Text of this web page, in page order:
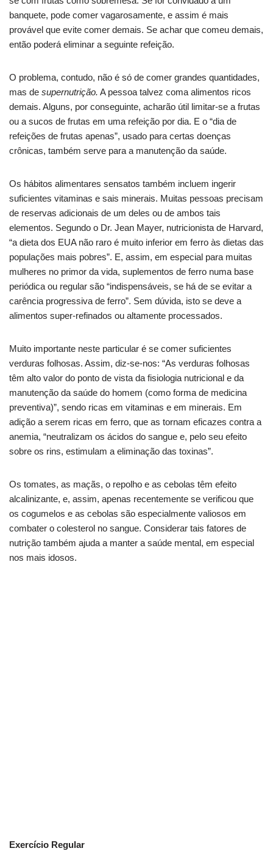
banquete, pode comer vagarosamente, e assim é mais
provável que evite comer demais. Se achar que comeu demais,
então poderá eliminar a seguinte refeição.
O problema, contudo, não é só de comer grandes quantidades,
mas de supernutrição. A pessoa talvez coma alimentos ricos
demais. Alguns, por conseguinte, acharão útil limitar-se a frutas
ou a sucos de frutas em uma refeição por dia. E o “dia de
refeições de frutas apenas”, usado para certas doenças
crônicas, também serve para a manutenção da saúde.
Os hábitos alimentares sensatos também incluem ingerir
suficientes vitaminas e sais minerais. Muitas pessoas precisam
de reservas adicionais de um deles ou de ambos tais
elementos. Segundo o Dr. Jean Mayer, nutricionista de Harvard,
“a dieta dos EUA não raro é muito inferior em ferro às dietas das
populações mais pobres”. E, assim, em especial para muitas
mulheres no primor da vida, suplementos de ferro numa base
periódica ou regular são “indispensáveis, se há de se evitar a
carência progressiva de ferro”. Sem dúvida, isto se deve a
alimentos super-refinados ou altamente processados.
Muito importante neste particular é se comer suficientes
verduras folhosas. Assim, diz-se-nos: “As verduras folhosas
têm alto valor do ponto de vista da fisiologia nutricional e da
manutenção da saúde do homem (como forma de medicina
preventiva)”, sendo ricas em vitaminas e em minerais. Em
adição a serem ricas em ferro, que as tornam eficazes contra a
anemia, “neutralizam os ácidos do sangue e, pelo seu efeito
sobre os rins, estimulam a eliminação das toxinas”.
Os tomates, as maçãs, o repolho e as cebolas têm efeito
alcalinizante, e, assim, apenas recentemente se verificou que
os cogumelos e as cebolas são especialmente valiosos em
combater o colesterol no sangue. Considerar tais fatores de
nutrição também ajuda a manter a saúde mental, em especial
nos mais idosos.
Exercício Regular